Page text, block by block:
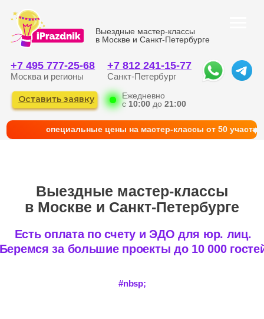
ФОТО И КЕЙСЫ
+7 495 777-25-68
КОРПОРАТИВНЫМ КЛИЕНТАМ
Оставить заявку
Ежедневно
до21:00
в Москве и Санкт-Петербурге
cпециальные цены на мастер-классы от 50
Выездные мастер-классы
#nbsp;